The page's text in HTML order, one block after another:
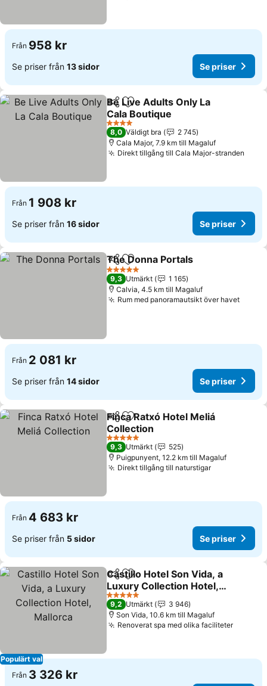
Från 958 kr
Se priser från 13 sidor Se priser
Dela Lägg till i Mina Favoriter
Be Live Adults Only La
Cala Boutique
Se priser
4 Stjärnor
8,0 Väldigt bra
2 745
Cala Major, 7.9 km till Magaluf
Direkt tillgång till Cala Major-stranden
Från 1 908 kr
Se priser från 16 sidor Se priser
Dela Lägg till i Mina Favoriter
The Donna Portals
5 Stjärnor
9,3 Utmärkt
1 165
Calvia, 4.5 km till Magaluf
Rum med panoramautsikt över havetSe
Från 2 081 kr
Se priser från 14 sidor Se priser
Dela Lägg till i Mina Favoriter
Finca Ratxó Hotel Meliá
Collection
Se priser
5 Stjärnor
9,3 Utmärkt
525
Puigpunyent, 12.2 km till Magaluf
Direkt tillgång till naturstigarSe priser
Från 4 683 kr
Se priser från 5 sidor Se priser
Populärt val
Dela Lägg till i Mina Favoriter
Castillo Hotel Son Vida, a
Luxury Collection Hotel,
Mallorca
Se priser
5 Stjärnor
9,2 Utmärkt
3 946
Son Vida, 10.6 km till Magaluf
Renoverat spa med olika faciliteterSe
Från 3 326 kr